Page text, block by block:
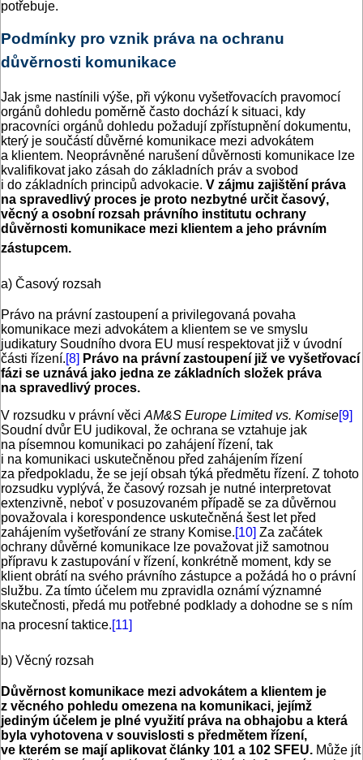
potřebuje.
Podmínky pro vznik práva na ochranu
důvěrnosti komunikace
Jak jsme nastínili výše, při výkonu vyšetřovacích pravomocí
orgánů dohledu poměrně často dochází k situaci, kdy
pracovníci orgánů dohledu požadují zpřístupnění dokumentu,
který je součástí důvěrné komunikace mezi advokátem
a klientem. Neoprávněné narušení důvěrnosti komunikace lze
kvalifikovat jako zásah do základních práv a svobod
i do základních principů advokacie. V zájmu zajištění práva
na spravedlivý proces je proto nezbytné určit časový,
věcný a osobní rozsah právního institutu ochrany
důvěrnosti komunikace mezi klientem a jeho právním
zástupcem.
a) Časový rozsah
Právo na právní zastoupení a privilegovaná povaha
komunikace mezi advokátem a klientem se ve smyslu
judikatury Soudního dvora EU musí respektovat již v úvodní
části řízení.[8] Právo na právní zastoupení již ve vyšetřovací
fázi se uznává jako jedna ze základních složek práva
na spravedlivý proces.
V rozsudku v právní věci AM&S Europe Limited vs. Komise[9]
Soudní dvůr EU judikoval, že ochrana se vztahuje jak
na písemnou komunikaci po zahájení řízení, tak
i na komunikaci uskutečněnou před zahájením řízení
za předpokladu, že se její obsah týká předmětu řízení. Z tohoto
rozsudku vyplývá, že časový rozsah je nutné interpretovat
extenzivně, neboť v posuzovaném případě se za důvěrnou
považovala i korespondence uskutečněná šest let před
zahájením vyšetřování ze strany Komise.[10] Za začátek
ochrany důvěrné komunikace lze považovat již samotnou
přípravu k zastupování v řízení, konkrétně moment, kdy se
klient obrátí na svého právního zástupce a požádá ho o právní
službu. Za tímto účelem mu zpravidla oznámí významné
skutečnosti, předá mu potřebné podklady a dohodne se s ním
na procesní taktice.[11]
b) Věcný rozsah
Důvěrnost komunikace mezi advokátem a klientem je
z věcného pohledu omezena na komunikaci, jejímž
jediným účelem je plné využití práva na obhajobu a která
byla vyhotovena v souvislosti s předmětem řízení,
ve kterém se mají aplikovat články 101 a 102 SFEU. Může jít